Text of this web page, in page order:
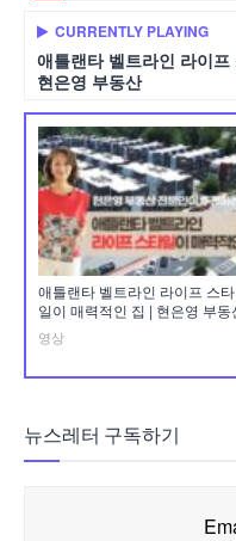
CURRENTLY PLAYING
애틀랜타 벨트라인 라이
현은영 부동산
애틀랜타 벨트라인 라이프 스타
일이 매력적인 집 | 현은영 부동
영상
뉴스레터 구독하기